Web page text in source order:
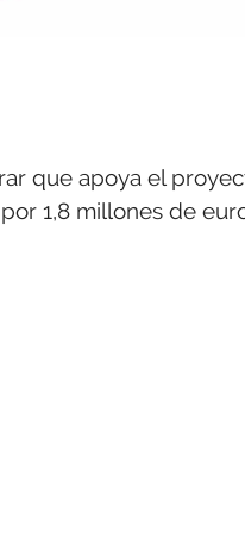
que apoya el
1,8 millones de